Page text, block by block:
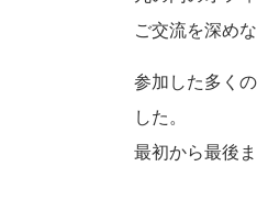
ご交流を深め
参加した多く
した。
最初から最後